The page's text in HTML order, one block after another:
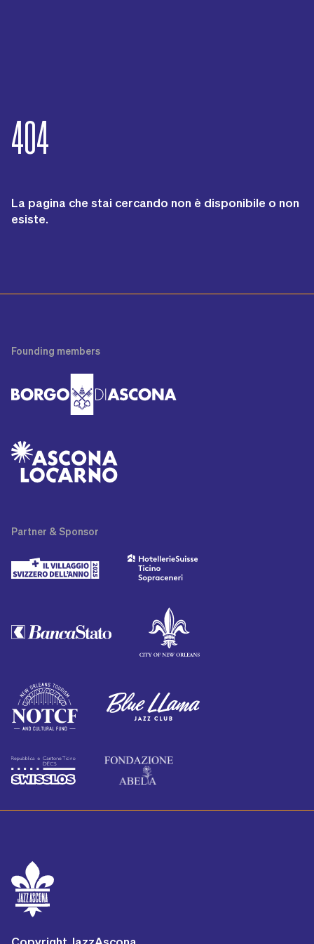
404
La pagina che stai cercando non è disponibile o non
esiste.
Founding members
Partner & Sponsor
Copyright JazzAscona